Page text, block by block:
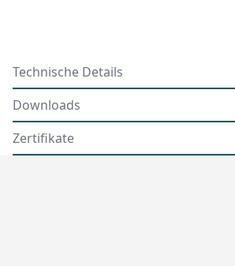
Technische Details
Downloads
Zertifikate